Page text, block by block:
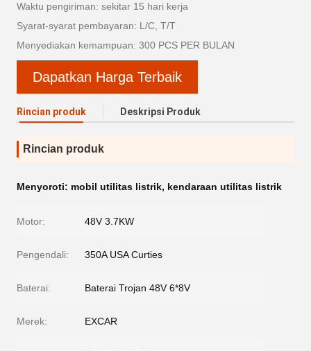
Waktu pengiriman: sekitar 15 hari kerja
Syarat-syarat pembayaran: L/C, T/T
Menyediakan kemampuan: 300 PCS PER BULAN
Dapatkan Harga Terbaik
Rincian produk Deskripsi Produk
Rincian produk
Menyoroti: mobil utilitas listrik, kendaraan utilitas listrik
Motor: 48V 3.7KW
Pengendali: 350A USA Curties
Baterai: Baterai Trojan 48V 6*8V
Merek: EXCAR